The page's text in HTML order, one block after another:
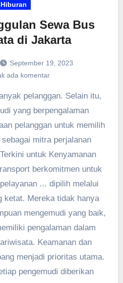
Hiburan
Sewa Bus
di Jakarta
September 19, 2023
ada komentar
pelanggan. Selain itu,
yang berpengalaman
pelanggan untuk memilih
mitra perjalanan
untuk Kenyamanan
berkomitmen untuk
... dipilih melalui
ketat. Mereka tidak hanya
mengemudi yang baik,
pengalaman dalam
Keamanan dan
menjadi prioritas utama.
pengemudi diberikan